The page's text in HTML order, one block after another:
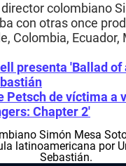
colombiano
con otras once
Colombia, Ecuador,
presenta 'Ballad of
Petsch de víctima a
Chapter 2'